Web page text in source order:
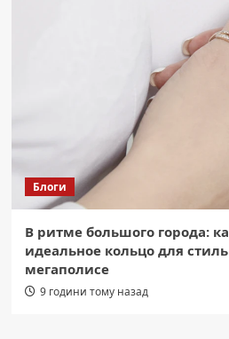
Блоги
В ритме большого города:
идеальное кольцо для
мегаполисе
9 години тому назад